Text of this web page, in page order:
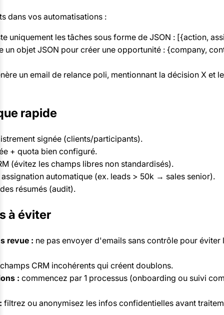
dans vos automatisations :
uniquement les tâches sous forme de JSON : [{action,
un objet JSON pour créer une opportunité : {company,
un email de relance poli, mentionnant la décision X et
rapide
signée (clients/participants).
+ quota bien configuré.
(évitez les champs libres non standardisés).
automatique (ex. leads > 50k → sales senior).
résumés (audit).
à éviter
revue : ne pas envoyer d'emails sans contrôle pour éviter
CRM incohérents qui créent doublons.
: commencez par 1 processus (onboarding ou suivi
filtrez ou anonymisez les infos confidentielles avant